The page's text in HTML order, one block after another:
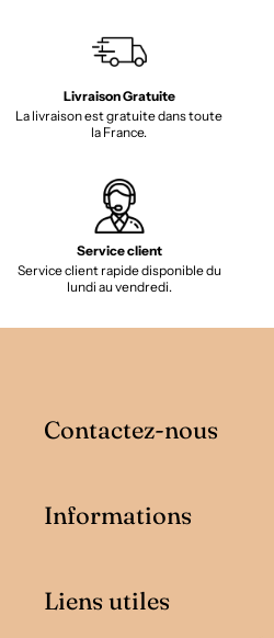
Livraison Gratuite
La livraison est gratuite dans toute
la France.
Service client
Service client rapide disponible du
lundi au vendredi.
Contactez-nous
Informations
Liens utiles